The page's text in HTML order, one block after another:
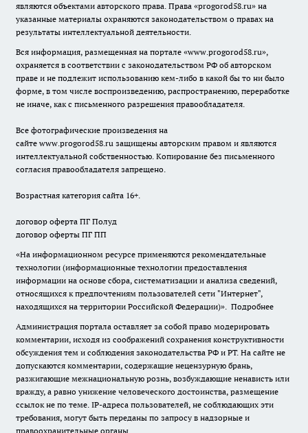
являются объектами авторского права. Права «progorod58.ru» на
указанные материалы охраняются законодательством о правах на
результаты интеллектуальной деятельности.
Вся информация, размещенная на портале «www.progorod58.ru»,
охраняется в соответствии с законодательством РФ об авторском
праве и не подлежит использованию кем-либо в какой бы то ни было
форме, в том числе воспроизведению, распространению, переработке
не иначе, как с письменного разрешения правообладателя.
Все фотографические произведения на
сайте www.progorod58.ru защищены авторским правом и являются
интеллектуальной собственностью. Копирование без письменного
согласия правообладателя запрещено.
Возрастная категория сайта 16+.
договор оферта ПГ Полуд
договор оферты ПГ ПП
«На информационном ресурсе применяются рекомендательные
технологии (информационные технологии предоставления
информации на основе сбора, систематизации и анализа сведений,
относящихся к предпочтениям пользователей сети "Интернет",
находящихся на территории Российской Федерации)». Подробнее
Администрация портала оставляет за собой право модерировать
комментарии, исходя из соображений сохранения конструктивности
обсуждения тем и соблюдения законодательства РФ и РТ. На сайте не
допускаются комментарии, содержащие нецензурную брань,
разжигающие межнациональную рознь, возбуждающие ненависть или
вражду, а равно унижение человеческого достоинства, размещение
ссылок не по теме. IP-адреса пользователей, не соблюдающих эти
требования, могут быть переданы по запросу в надзорные и
правоохранительные органы.